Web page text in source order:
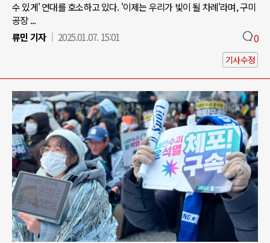
수 있게' 연대를 호소하고 있다. '이제는 우리가 빛이 될 차례'라며, 구미
공장 ...
류민 기자
2025.01.07. 15:01 0
기사수정